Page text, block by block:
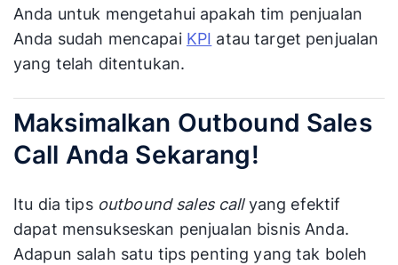
Anda untuk mengetahui apakah tim penjualan
Anda sudah mencapai KPI atau target penjualan
yang telah ditentukan.
Maksimalkan Outbound Sales
Call Anda Sekarang!
Itu dia tips outbound sales callyang efektif
dapat mensukseskan penjualan bisnis Anda.
Adapun salah satu tips penting yang tak boleh